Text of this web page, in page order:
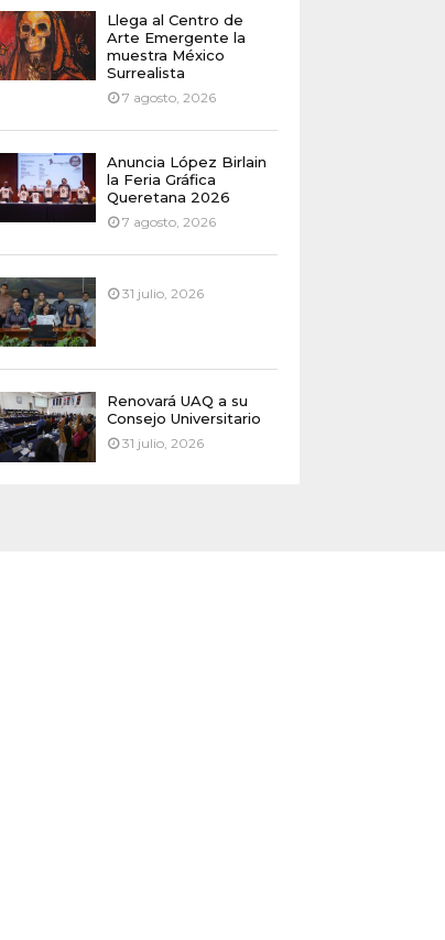
Llega al Centro de
Arte Emergente la
muestra México
Surrealista
7 agosto, 2026
Anuncia López Birlain
la Feria Gráfica
Queretana 2026
7 agosto, 2026
31 julio, 2026
Renovará UAQ a su
Consejo Universitario
31 julio, 2026